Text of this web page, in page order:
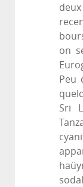
on
Peu
Sri